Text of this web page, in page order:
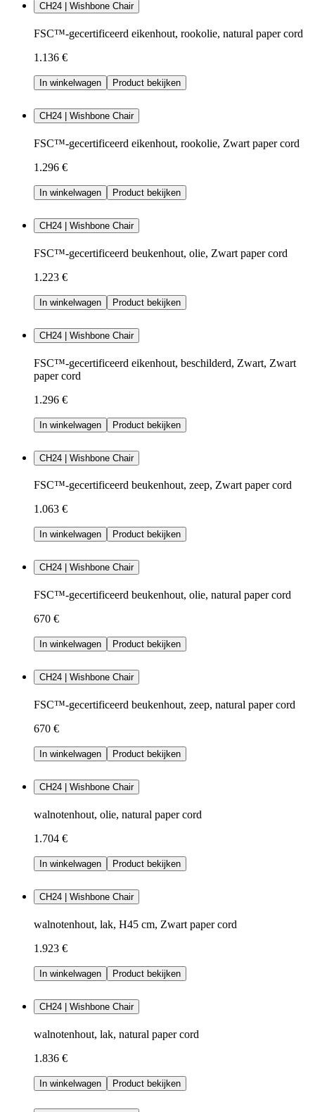
CH24 | Wishbone Chair
FSC™-gecertificeerd eikenhout, rookolie, natural paper cord
1.136 €
In winkelwagen Product bekijken
CH24 | Wishbone Chair
FSC™-gecertificeerd eikenhout, rookolie, Zwart paper cord
1.296 €
In winkelwagen Product bekijken
CH24 | Wishbone Chair
FSC™-gecertificeerd beukenhout, olie, Zwart paper cord
1.223 €
In winkelwagen Product bekijken
CH24 | Wishbone Chair
FSC™-gecertificeerd eikenhout, beschilderd, Zwart, Zwart
paper cord
1.296 €
In winkelwagen Product bekijken
CH24 | Wishbone Chair
FSC™-gecertificeerd beukenhout, zeep, Zwart paper cord
1.063 €
In winkelwagen Product bekijken
CH24 | Wishbone Chair
FSC™-gecertificeerd beukenhout, olie, natural paper cord
670 €
In winkelwagen Product bekijken
CH24 | Wishbone Chair
FSC™-gecertificeerd beukenhout, zeep, natural paper cord
670 €
In winkelwagen Product bekijken
CH24 | Wishbone Chair
walnotenhout, olie, natural paper cord
1.704 €
In winkelwagen Product bekijken
CH24 | Wishbone Chair
walnotenhout, lak, H45 cm, Zwart paper cord
1.923 €
In winkelwagen Product bekijken
CH24 | Wishbone Chair
walnotenhout, lak, natural paper cord
1.836 €
In winkelwagen Product bekijken